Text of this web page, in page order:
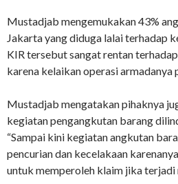
Mustadjab mengemukakan 43%
Jakarta yang diduga lalai terhadap
KIR tersebut sangat rentan
karena kelaikan operasi armadanya
Mustadjab mengatakan pihaknya
kegiatan pengangkutan barang
“Sampai kini kegiatan angkutan
pencurian dan kecelakaan
untuk memperoleh klaim jika terjadi